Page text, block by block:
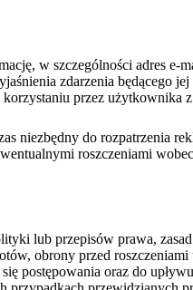
w szczególności adres
zdarzenia będącego
przez użytkownika
niezbędny do rozpatrzenia
roszczeniami
lub przepisów prawa,
obrony przed
postępowania oraz do